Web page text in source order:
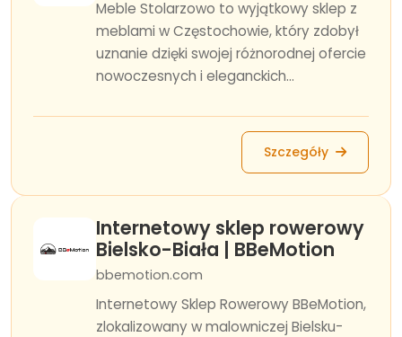
Meble Stolarzowo to wyjątkowy sklep z
meblami w Częstochowie, który zdobył
uznanie dzięki swojej różnorodnej ofercie
nowoczesnych i eleganckich...
Szczegóły
Internetowy sklep rowerowy
Bielsko-Biała | BBeMotion
bbemotion.com
Internetowy Sklep Rowerowy BBeMotion,
zlokalizowany w malowniczej Bielsku-